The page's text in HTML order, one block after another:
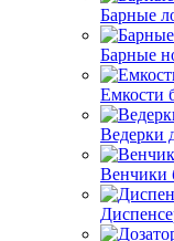
Барные
Барные
Емкости
Ведерки
Венчики